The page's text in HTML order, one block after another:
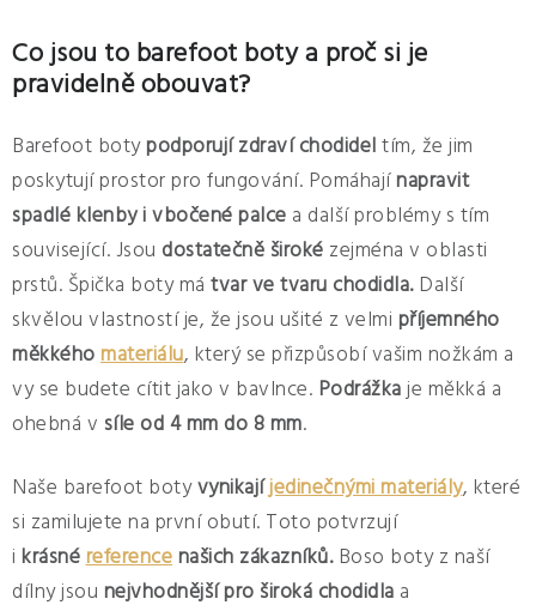
v
l
á
d
a
c
í
p
r
v
k
y
v
p
i
s
u
Co jsou to barefoot boty a proč si je
pravidelně obouvat?
Barefoot botypodporují zdraví chodidel tím, že jim
poskytují prostor pro fungování. Pomáhajínapravit
spadlé klenby i vbočené palce a další problémy s tím
související. Jsou dostatečně široké zejména v oblasti
prstů. Špička boty má tvar ve tvaru chodidla.Další
skvělou vlastností je, že jsou ušité z velmi příjemného
měkkého materiálu, který se přizpůsobí vašim nožkám a
vy se budete cítit jako v bavlnce. Podrážka je měkká a
ohebná v síle od 4 mm do 8 mm.
Naše barefoot botyvynikajíjedinečnými materiály, které
si zamilujete na první obutí. Toto potvrzují
i krásnéreference našich zákazníků. Boso boty z naší
dílny jsou nejvhodnější pro široká chodidla a